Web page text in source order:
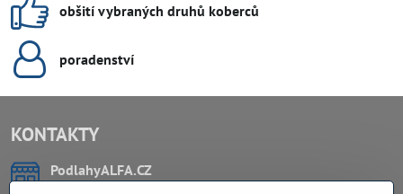
obšití vybraných druhů koberců
poradenství
KONTAKTY
PodlahyALFA​.CZ